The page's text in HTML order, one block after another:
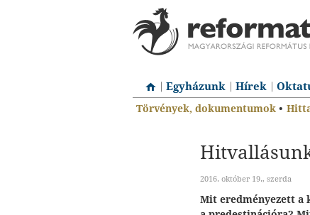
Egyházunk Hírek
Törvények, dokumentumok •
2016. október 19., szerda
Mit eredményezett a